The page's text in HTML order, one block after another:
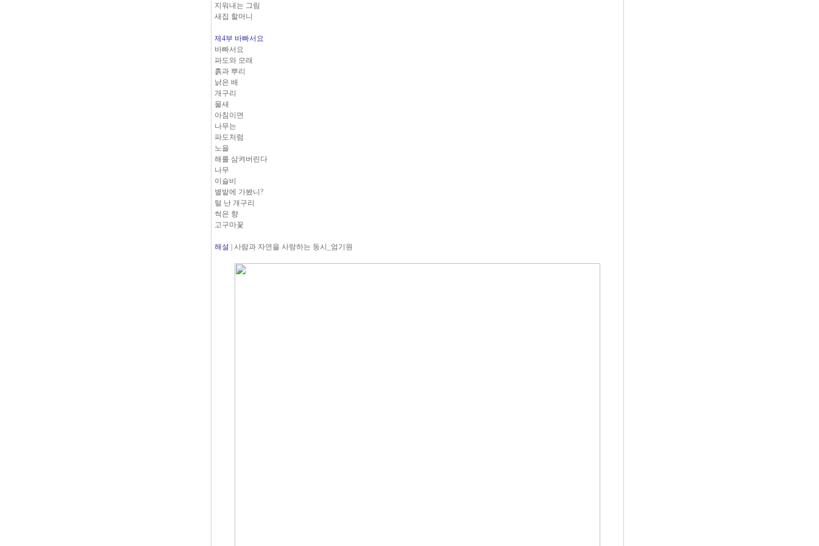
지워내는 그림
새집 할머니
제4부 바빠서요
바빠서요
파도와 모래
흙과 뿌리
낡은 배
개구리
물새
아침이면
나무는
파도처럼
노을
해를 삼켜버린다
나무
이슬비
별밭에 가봤니?
털 난 개구리
썩은 향
고구마꽃
해설 | 사람과 자연을 사랑하는 동시_엄기원